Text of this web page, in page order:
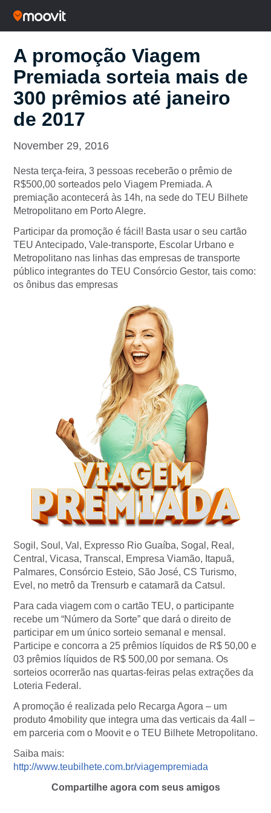
A promoção Viagem
Premiada sorteia mais de
300 prêmios até janeiro
de 2017
November 29, 2016
Nesta terça-feira, 3 pessoas receberão o prêmio de
R$500,00 sorteados pelo Viagem Premiada. A
premiação acontecerá às 14h, na sede do TEU Bilhete
Metropolitano em Porto Alegre.
Participar da promoção é fácil! Basta usar o seu cartão
TEU Antecipado, Vale-transporte, Escolar Urbano e
Metropolitano nas linhas das empresas de transporte
público integrantes do TEU Consórcio Gestor, tais como:
os ônibus das empresas
Sogil, Soul, Val, Expresso Rio Guaíba, Sogal, Real,
Central, Vicasa, Transcal, Empresa Viamão, Itapuã,
Palmares, Consórcio Esteio, São José, CS Turismo,
Evel, no metrô da Trensurb e catamarã da Catsul.
Para cada viagem com o cartão TEU, o participante
recebe um “Número da Sorte” que dará o direito de
participar em um único sorteio semanal e mensal.
Participe e concorra a 25 prêmios líquidos de R$ 50,00 e
03 prêmios líquidos de R$ 500,00 por semana. Os
sorteios ocorrerão nas quartas-feiras pelas extrações da
Loteria Federal.
A promoção é realizada pelo Recarga Agora – um
produto 4mobility que integra uma das verticais da 4all –
em parceria com o Moovit e o TEU Bilhete Metropolitano.
Saiba mais:
http://www.teubilhete.com.br/viagempremiada
Compartilhe agora com seus amigos